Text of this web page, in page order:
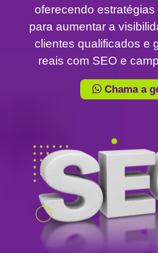
oferecendo
para aumentar a
clientes qualificados e
reais com SEO e
Chama a